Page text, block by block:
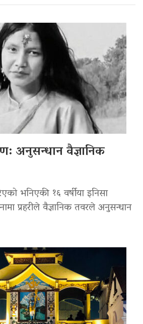
अनुसन्धान वैज्ञानिक
भनिएकी १६ वर्षीया इनिसा
प्रहरीले वैज्ञानिक तवरले अनुसन्धान